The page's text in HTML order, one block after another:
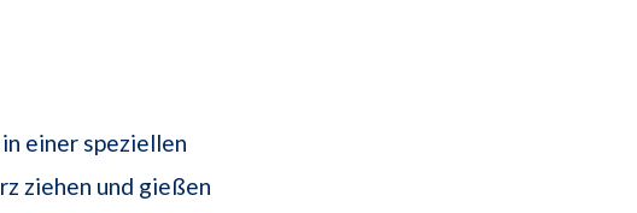
einer speziellen
ziehen und gießen